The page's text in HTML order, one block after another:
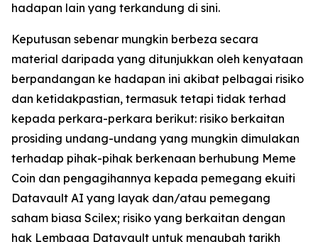
hadapan lain yang terkandung di sini.
Keputusan sebenar mungkin berbeza secara
material daripada yang ditunjukkan oleh kenyataan
berpandangan ke hadapan ini akibat pelbagai risiko
dan ketidakpastian, termasuk tetapi tidak terhad
kepada perkara-perkara berikut: risiko berkaitan
prosiding undang-undang yang mungkin dimulakan
terhadap pihak-pihak berkenaan berhubung Meme
Coin dan pengagihannya kepada pemegang ekuiti
Datavault AI yang layak dan/atau pemegang
saham biasa Scilex; risiko yang berkaitan dengan
hak Lembaga Datavault untuk mengubah tarikh